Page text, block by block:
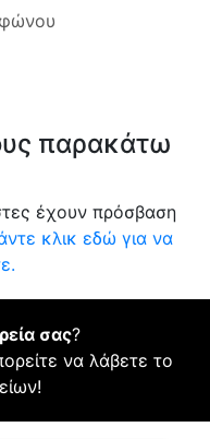
παρακάτω
έχουν πρόσβαση
κλικ εδώ για να
σας?
να λάβετε το